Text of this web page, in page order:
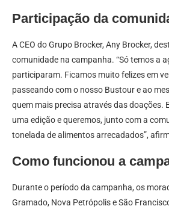
Participação da
A CEO do Grupo Brocker, Any Brocker,
comunidade na campanha. “Só temos a
participaram. Ficamos muito felizes em
passeando com o nosso Bustour e ao
quem mais precisa através das doações.
uma edição e queremos, junto com a
tonelada de alimentos arrecadados”,
Como funcionou a
Durante o período da campanha, os
Gramado, Nova Petrópolis e São